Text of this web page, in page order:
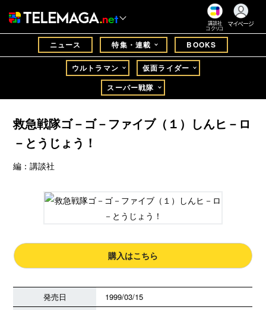
講談社
コクリコ
マイページ
ニュース 特集・連載 BOOKS
ウルトラマン
仮面ライダー
スーパー戦隊
救急戦隊ゴ－ゴ－ファイブ（１）しんヒ－ロ
－とうじょう！
編：講談社
購入はこちら
発売日
1999/03/15